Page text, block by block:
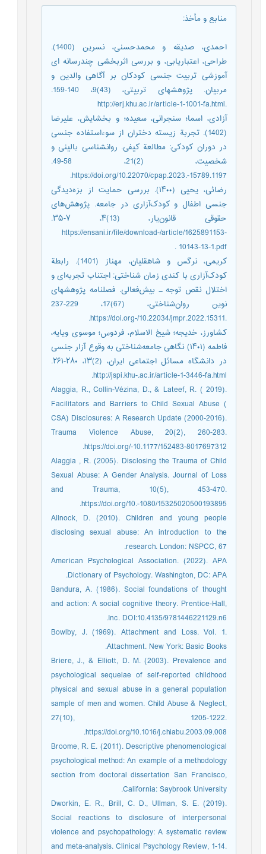
منابع و مأخذ:
احمدی، صدیقه و محمدحسنی، نسرین (1400).
طراحی، اعتباریابی، و بررسی اثربخشی چندرسانه ای
آموزشی تربیت جنسی کودکان بر آگاهی والدین و
مربیان. پژوهشهای تربیتی، (43)9، 140-159.
آزادی، اسما؛ سنجرانی، سعیده؛ و بخشایش، علیرضا
(1402). تجربة زیسته دختران از سوءاستفاده جنسی
در دوران کودکی: مطالعة کیفی. روانشناسی بالینی و
شخصیت، (2)21، 58-49.
https://doi.org/10.22070/cpap.2023.-15789.1197.
رضائی، یحیی (۱۴۰۰). بررسی حمایت از بزه‌دیدگی
جنسی اطفال و کودک‌آزاری در جامعه. پژوهش‌های
حقوقی قانون‌یار، (13)۴، ۷-۳۵.
https://ensani.ir/file/download-/article/1625891153-
10143-13-1.pdf .
کریمی، نرگس و شاهقلیان، مهناز (1401). رابطة
کودک‌آزاری با کندی زمان شناختی: اجتناب تجربه‌ای و
اختلال نقص توجه ـ بیش‌فعالی. فصلنامه پژوهشهای
نوین روان‌شناختی، (67)17، 229-237
کشاورز، خدیجه؛ شیخ الاسلام، فردوس؛ موسوی ویایه،
فاطمه (۱۴۰۱) نگاهی جامعه‌شناختی به وقوع آزار جنسی
در دانشگاه مسائل اجتماعی ایران، (2)۱۳، ۲۸۰-۲۶۱.
http://jspi.khu-.ac.ir/article-1-3446-fa.html.
Alaggia, R., Collin-Vézina, D., & Lateef, R. ( 2019).
Facilitators and Barriers to Child Sexual Abuse (
CSA) Disclosures: A Research Update (2000-2016).
Trauma Violence Abuse, 20(2), 260-283.
https://doi.org/-10.1177/152483-8017697312.
Alaggia , R. (2005). Disclosing the Trauma of Child
Sexual Abuse: A Gender Analysis. Journal of Loss
and Trauma, 10(5), 453-470.
https://doi.org/10.-1080/15325020500193895.
Allnock, D. (2010). Children and young people
disclosing sexual abuse: An introduction to the
research. London: NSPCC, 67.
American Psychological Association. (2022). APA
Dictionary of Psychology. Washington, DC: APA.
Bandura, A. (1986). Social foundations of thought
and action: A social cognitive theory. Prentice-Hall,
Inc. DOI:10.4135/9781446221129.n6.
Bowlby, J. (1969). Attachment and Loss. Vol. 1.
Attachment. New York: Basic Books.
Briere, J., & Elliott, D. M. (2003). Prevalence and
psychological sequelae of self-reported childhood
physical and sexual abuse in a general population
sample of men and women. Child Abuse & Neglect,
27(10), 1205-1222.
https://doi.org/10.1016/j.chiabu.2003.09.008.
Broome, R. E. (2011). Descriptive phenomenological
psychological method: An example of a methodology
section from doctoral dissertation San Francisco,
California: Saybrook University.
Dworkin, E. R., Brill, C. D., Ullman, S. E. (2019).
Social reactions to disclosure of interpersonal
violence and psychopathology: A systematic review
and meta-analysis. Clinical Psychology Review, 1-14.